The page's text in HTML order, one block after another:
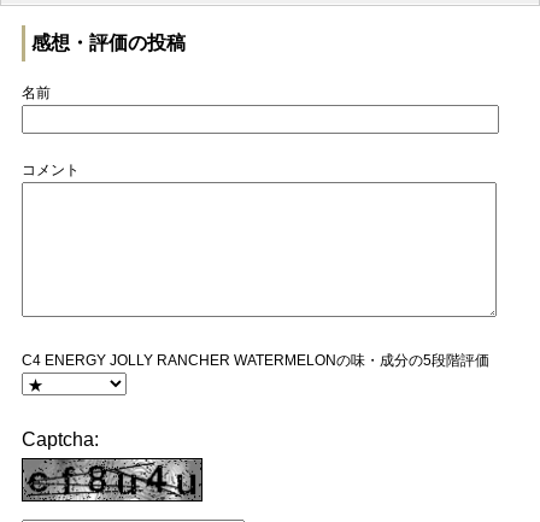
感想・評価の投稿
名前
コメント
C4 ENERGY JOLLY RANCHER WATERMELONの味・成分の5段階評価
Captcha: